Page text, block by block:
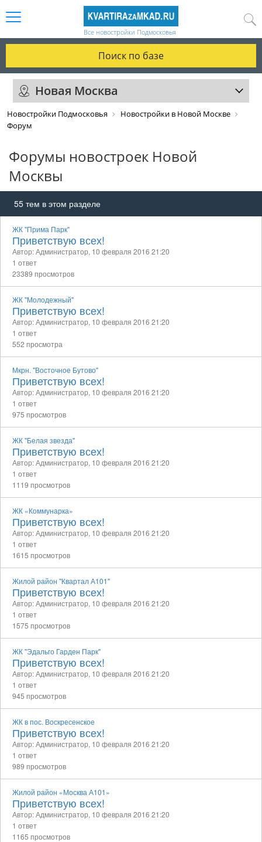
Все новостройки Подмосковья
Поиск по базе
Новая Москва
Новостройки Подмосковья
Новостройки в Новой Москве
Форум
Форумы новостроек Новой
Москвы
55 тем в этом разделе
ЖК "Прима Парк"
Приветствую всех!
Автор: Администратор, 10 февраля 2016 21:20
1 ответ
23389 просмотров
ЖК "Молодежный"
Приветствую всех!
Автор: Администратор, 10 февраля 2016 21:20
1 ответ
552 просмотра
Мкрн. "Восточное Бутово"
Приветствую всех!
Автор: Администратор, 10 февраля 2016 21:20
1 ответ
975 просмотров
ЖК "Белая звезда"
Приветствую всех!
Автор: Администратор, 10 февраля 2016 21:20
1 ответ
1119 просмотров
ЖК «Коммунарка»
Приветствую всех!
Автор: Администратор, 10 февраля 2016 21:20
1 ответ
1615 просмотров
Жилой район "Квартал А101"
Приветствую всех!
Автор: Администратор, 10 февраля 2016 21:20
1 ответ
1575 просмотров
ЖК "Эдальго Гарден Парк"
Приветствую всех!
Автор: Администратор, 10 февраля 2016 21:20
1 ответ
945 просмотров
ЖК в пос. Воскресенское
Приветствую всех!
Автор: Администратор, 10 февраля 2016 21:20
1 ответ
989 просмотров
Жилой район «Москва А101»
Приветствую всех!
Автор: Администратор, 10 февраля 2016 21:20
1 ответ
1165 просмотров